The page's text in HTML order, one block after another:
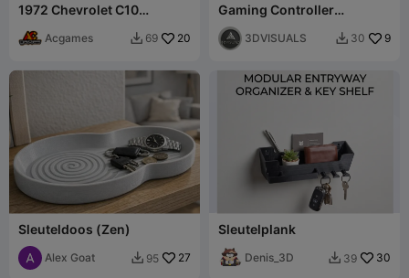
1972 Chevrolet C10
Acgames  69 20
Gaming Controller
Sleutelhanger
3DVISUALS  30 9
Sleuteldoos (Zen)
Alex Goat  95 27
Sleutelplank
Denis_3D  39 30